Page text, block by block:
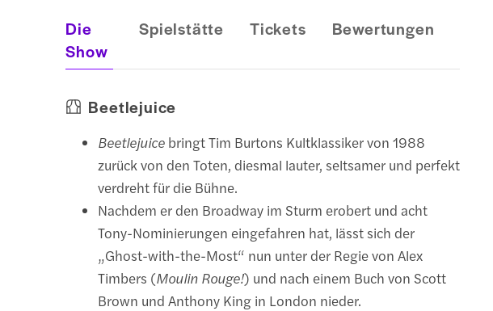
Die
Show
Spielstätte Tickets Bewertungen
Beetlejuice
Beetlejuice bringt Tim Burtons Kultklassiker von 1988
zurück von den Toten, diesmal lauter, seltsamer und perfekt
verdreht für die Bühne.
Nachdem er den Broadway im Sturm erobert und acht
Tony-Nominierungen eingefahren hat, lässt sich der
„Ghost-with-the-Most“ nun unter der Regie von Alex
Timbers (Moulin Rouge!) und nach einem Buch von Scott
Brown und Anthony King in London nieder.